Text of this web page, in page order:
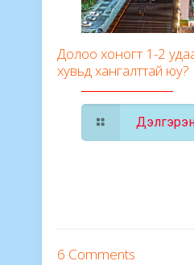
Долоо хоногт 1-2
хувьд хангалттай юу?
6 Comments